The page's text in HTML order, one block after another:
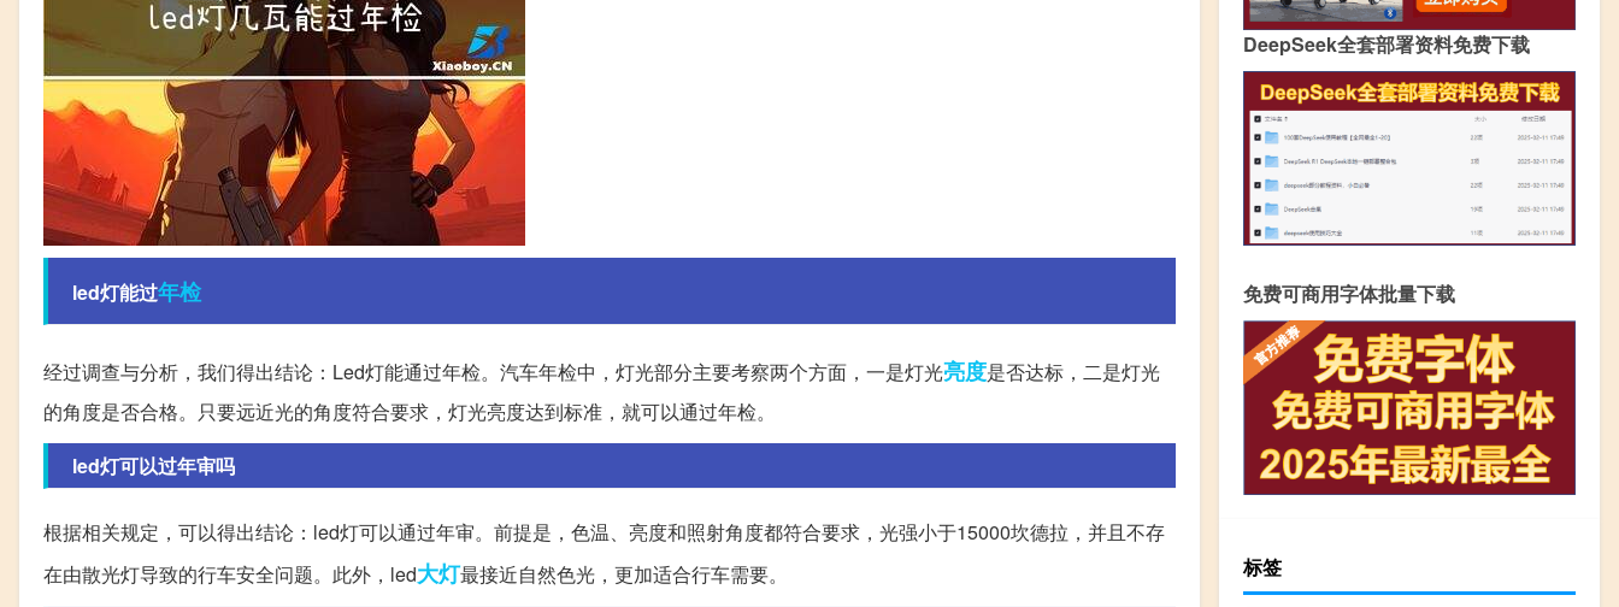
led灯能过年检
经过调查与分析，我们得出结论：Led灯能通过年检。汽车年检中，灯光部分主要考察两个方面，一是灯光亮度是否达标，二是灯光
的角度是否合格。只要远近光的角度符合要求，灯光亮度达到标准，就可以通过年检。
led灯可以过年审吗
根据相关规定，可以得出结论：led灯可以通过年审。前提是，色温、亮度和照射角度都符合要求，光强小于15000坎德拉，并且不存
在由散光灯导致的行车安全问题。此外，led大灯最接近自然色光，更加适合行车需要。
DeepSeek全套部署资料免费下载
免费可商用字体批量下载
标签